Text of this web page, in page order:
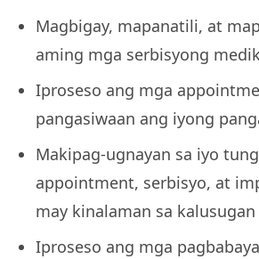
Magbigay, mapanatili, at
aming mga serbisyong
Iproseso ang mga
pangasiwaan ang iyong
Makipag-ugnayan sa iyo
appointment, serbisyo, at
may kinalaman sa kalusugan
Iproseso ang mga